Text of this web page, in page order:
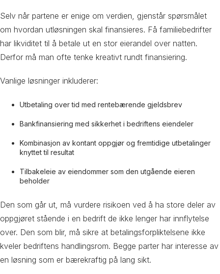
Selv når partene er enige om verdien, gjenstår spørsmålet
om hvordan utløsningen skal finansieres. Få familiebedrifter
har likviditet til å betale ut en stor eierandel over natten.
Derfor må man ofte tenke kreativt rundt finansiering.
Vanlige løsninger inkluderer:
Utbetaling over tid med rentebærende gjeldsbrev
Bankfinansiering med sikkerhet i bedriftens eiendeler
Kombinasjon av kontant oppgjør og fremtidige utbetalinger
knyttet til resultat
Tilbakeleie av eiendommer som den utgående eieren
beholder
Den som går ut, må vurdere risikoen ved å ha store deler av
oppgjøret stående i en bedrift de ikke lenger har innflytelse
over. Den som blir, må sikre at betalingsforpliktelsene ikke
kveler bedriftens handlingsrom. Begge parter har interesse av
en løsning som er bærekraftig på lang sikt.